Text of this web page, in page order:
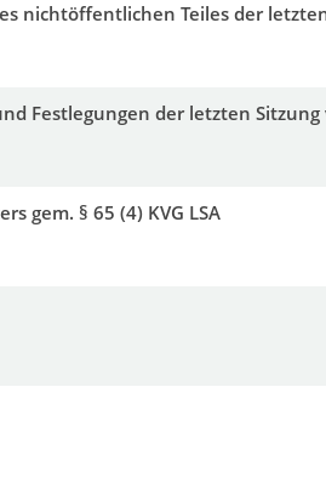
nichtöffentlichen Teiles der
Festlegungen der letzten Sitzung
gem. § 65 (4) KVG LSA